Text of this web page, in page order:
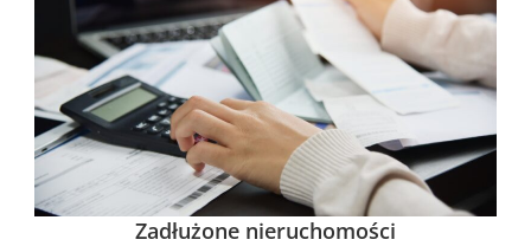
Zadłużone nieruchomości